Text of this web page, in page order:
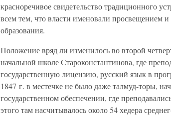
красноречивое свидетельство традиционного
всем тем, что власти именовали просвещением
образования.
Положение вряд ли изменилось во второй
начальной школе Староконстантинова, где
государственную лицензию, русский язык в
1847 г. в местечке не было даже талмуд-торы,
государственном обеспечении, где
этого там насчитывалось около 54 хедера